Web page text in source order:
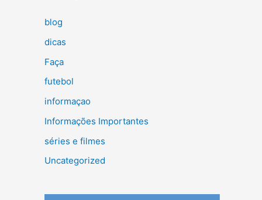
blog
dicas
Faça
futebol
informaçao
Informações Importantes
séries e filmes
Uncategorized